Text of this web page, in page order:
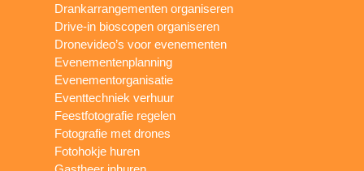
Drankarrangementen organiseren
Drive-in bioscopen organiseren
Dronevideo’s voor evenementen
Evenementenplanning
Evenementorganisatie
Eventtechniek verhuur
Feestfotografie regelen
Fotografie met drones
Fotohokje huren